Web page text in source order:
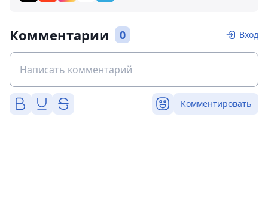
Комментарии 0 Вход
Комментировать